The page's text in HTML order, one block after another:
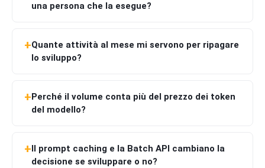
una persona che la esegue?
Quante attività al mese mi servono per ripagare
lo sviluppo?
Perché il volume conta più del prezzo dei token
del modello?
Il prompt caching e la Batch API cambiano la
decisione se sviluppare o no?